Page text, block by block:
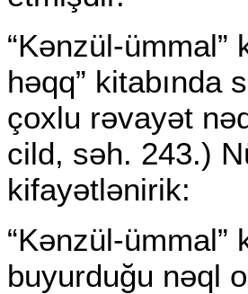
“Kənzül-ümmal”
həqq” kitabında
çoxlu rəvayət
cild, səh. 243.)
kifayətlənirik:
“Kənzül-
buyurduğu nəql